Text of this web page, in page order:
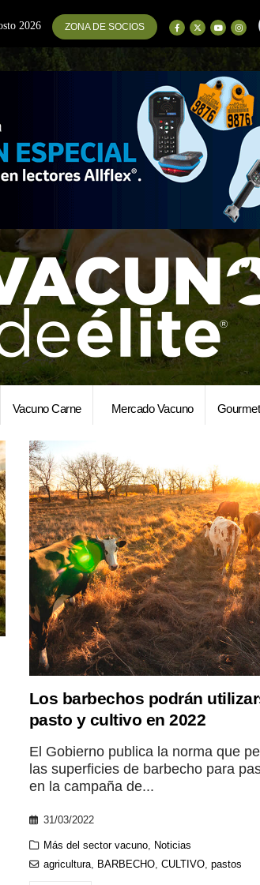
2026 ZONA DE SOCIOS
Vacuno Carne Mercado Vacuno Gourmet
Los barbechos podrán
pasto y cultivo en 2022
El Gobierno publica la norma que
las superficies de barbecho para
en la campaña de...
31/03/2022
Más del sector vacuno, Noticias
agricultura, BARBECHO,CULTIVO,pastos